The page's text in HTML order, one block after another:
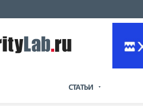
СТАТЬИ